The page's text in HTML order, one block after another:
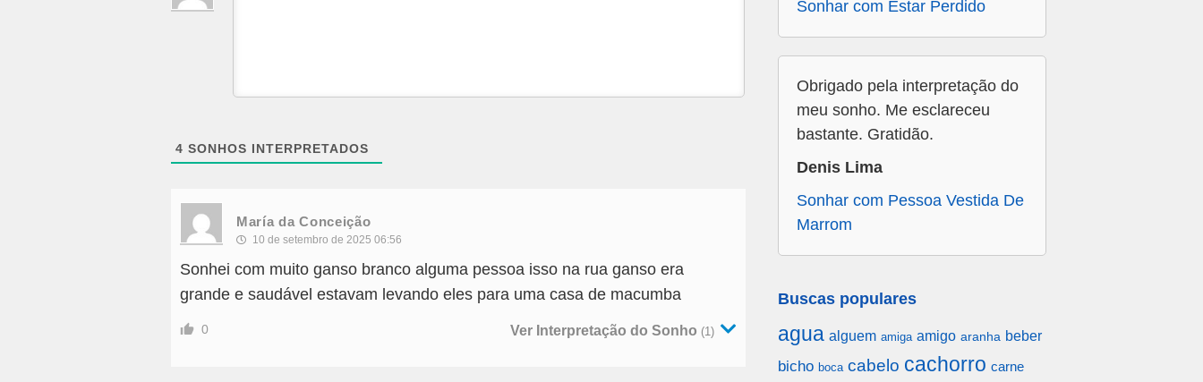
4 SONHOS INTERPRETADOS
María da Conceição
10 de setembro de 2025 06:56
Sonhei com muito ganso branco alguma pessoa isso na rua ganso era
grande e saudável estavam levando eles para uma casa de macumba
0 Ver Interpretação do Sonho (1)
Sonhar com Estar Perdido
Obrigado pela interpretação do
meu sonho. Me esclareceu
bastante. Gratidão.
Denis Lima
Sonhar com Pessoa Vestida De
Marrom
Buscas populares
agua alguem amiga amigo aranha beber
bicho boca cabelo cachorro carne